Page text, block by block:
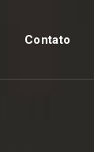
Contato